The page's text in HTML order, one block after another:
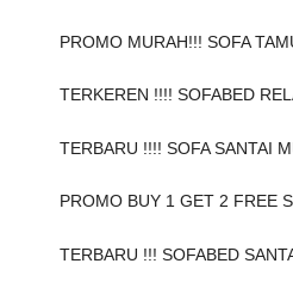
PROMO MURAH!!! SOFA
TERKEREN !!!! SOFABED
TERBARU !!!! SOFA SANTAI
PROMO BUY 1 GET 2 FREE
TERBARU !!! SOFABED